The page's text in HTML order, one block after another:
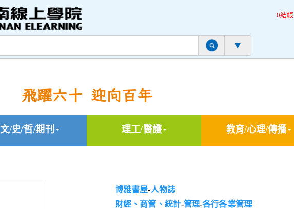
0結帳
飛躍六十 迎向百年
文/史/哲/期刊 理工/醫護 教育/心理/傳播
博雅書屋-人物誌
財經、商管、統計-管理-各行各業管理